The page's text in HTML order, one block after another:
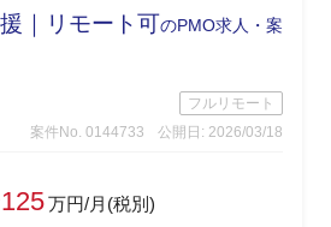
｜リモート可のPMO求人・案
フルリモート
案件No. 0144733
公開日: 2026/03/18
万円/月(税別)